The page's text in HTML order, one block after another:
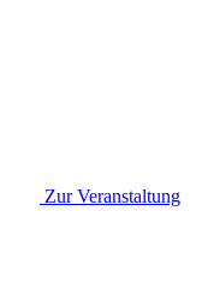
Zur Veranstaltung